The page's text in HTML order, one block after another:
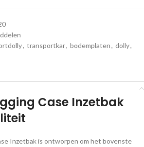
, transportkar, bodemplaten, dolly,
Case Inzetbak
Inzetbak is ontworpen om het bovenste